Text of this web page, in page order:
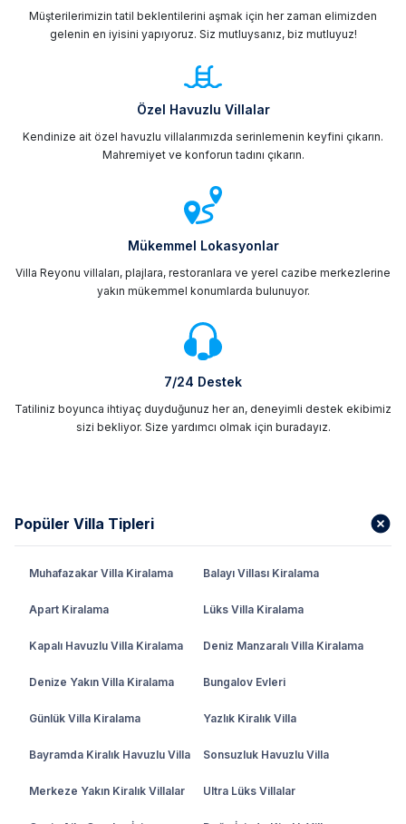
Ancak villa tatilinde sabah kahvaltınızı dilediğiniz
saatte yapabilir, gün boyunca yalnızca size ait
herhangi bir programa bağlı kalmadan
arkadaş gruplarından kısa süreli tatil isteyen herkes
için villa tatili, klasik otel konaklamasına göre çok
daha kişisel bir deneyim sunması açısından
avantajlıdır. Villa Reyonu olarak Türkiye'nin en özel
bölgelerinde yer alan kiralik yazlık villa
seçeneklerimizi güvenilir rezervasyon altyapımızla
Güvenilir villa kiralamahizmetlerimiz
sayesinde hayal ettiğiniz tatili kolayca
planlayabilirsiniz.
Villa tatilinin tercih edilme nedenlerinin başında
sunduğu özgürlük yatmaktadır. Ortak kullanım
alanlarının yoğunluğu, belirli yemek saatleri ya da
alanında konaklamak tatilinizi çok daha keyifli hale
getirir. İster birkaç günlük kısa bir tatil olsun
ortam sunması, arkadaş grupları için geniş yaşam
alanlarına sahip olması yanında çiftler için
mahremiyet sağlaması da bu tarz bir konaklama
yapmak da villanın seçilmesi kadar önemlidir. Güncel
sahip ve müşteri memnuniyetine önem veren
platformlarla çalışmak olası sorunların da önüne
kiralık portföyümüz, şeffaf fiyat politikamız ve
Müşterilerimizin tatil beklentilerini aşmak için her zaman elimizden
gelenin en iyisini yapıyoruz. Siz mutluysanız, biz mutluyuz!
Özel Havuzlu Villalar
Kendinize ait özel havuzlu villalarımızda serinlemenin keyfini çıkarın.
Mahremiyet ve konforun tadını çıkarın.
Mükemmel Lokasyonlar
Villa Reyonu villaları, plajlara, restoranlara ve yerel cazibe merkezlerine
yakın mükemmel konumlarda bulunuyor.
7/24 Destek
Tatiliniz boyunca ihtiyaç duyduğunuz her an, deneyimli destek ekibimiz
sizi bekliyor. Size yardımcı olmak için buradayız.
Popüler Villa Tipleri
Muhafazakar Villa Kiralama Balayı Villası Kiralama
Apart Kiralama Lüks Villa Kiralama
Kapalı Havuzlu Villa Kiralama Deniz Manzaralı Villa Kiralama
Denize Yakın Villa Kiralama Bungalov Evleri
Günlük Villa Kiralama Yazlık Kiralık Villa
Bayramda Kiralık Havuzlu Villa Sonsuzluk Havuzlu Villa
Merkeze Yakın Kiralık Villalar Ultra Lüks Villalar